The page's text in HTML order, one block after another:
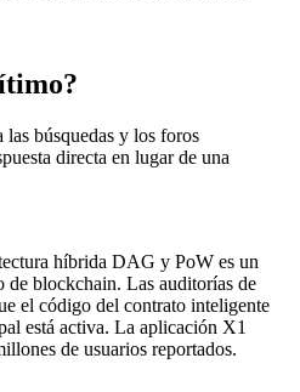
las búsquedas y los foros
directa en lugar de una
híbrida DAG y PoW es un
de blockchain. Las auditorías de
el código del contrato inteligente
está activa. La aplicación X1
de usuarios reportados.